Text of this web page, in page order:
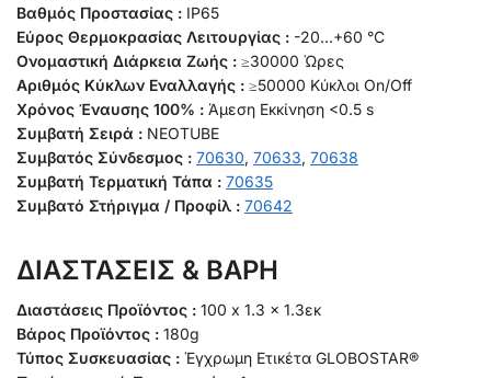
Βαθμός Προστασίας : IP65
Εύρος Θερμοκρασίας Λειτουργίας : -20…+60 °C
Ονομαστική Διάρκεια Ζωής : ≥30000 Ώρες
Αριθμός Κύκλων Εναλλαγής : ≥50000 Κύκλοι On/Off
Χρόνος Έναυσης 100% : Άμεση Εκκίνηση <0.5 s
Συμβατή Σειρά : NEOTUBE
Συμβατός Σύνδεσμος : 70630, 70633, 70638
Συμβατή Τερματική Τάπα : 70635
Συμβατό Στήριγμα / Προφίλ : 70642
ΔΙΑΣΤΑΣΕΙΣ & ΒΑΡΗ
Διαστάσεις Προϊόντος : 100 x 1.3 x 1.3εκ
Βάρος Προϊόντος : 180g
Τύπος Συσκευασίας : Έγχρωμη Ετικέτα GLOBOSTAR®